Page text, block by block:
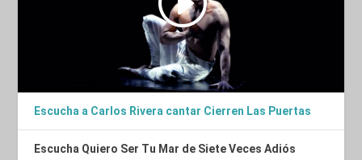
Escucha a Carlos Rivera cantar Cierren Las Puertas
Escucha Quiero Ser Tu Mar de Siete Veces Adiós